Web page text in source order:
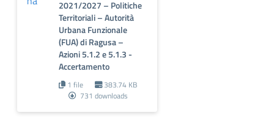
2021/2027 – Politiche
Territoriali – Autorità
Urbana Funzionale
(FUA) di Ragusa –
Azioni 5.1.2 e 5.1.3 -
Accertamento
1 file
383.74 KB
731 downloads